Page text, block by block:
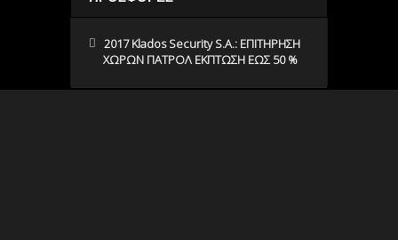
2017 Klados Security S.A.: ΕΠΙΤΗΡΗΣΗ
ΧΩΡΩΝ ΠΑΤΡΟΛ ΕΚΠΤΩΣΗ ΕΩΣ 50 %